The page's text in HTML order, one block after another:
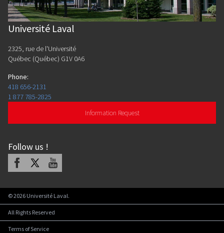
Université Laval
2325, rue de l'Université
Québec (Québec) G1V 0A6
Phone:
418 656-2131
1 877 785-2825
Information Request
Follow us !
Facebook Youtube
©2026 Université Laval.
All Rights Reserved
Terms of Service